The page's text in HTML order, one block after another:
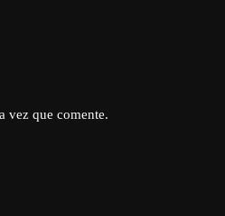
vez que comente.